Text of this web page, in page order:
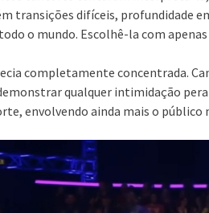
transições difíceis, profundidade
o mundo. Escolhê-la com
completamente concentrada.
qualquer intimidação
envolvendo ainda mais o público